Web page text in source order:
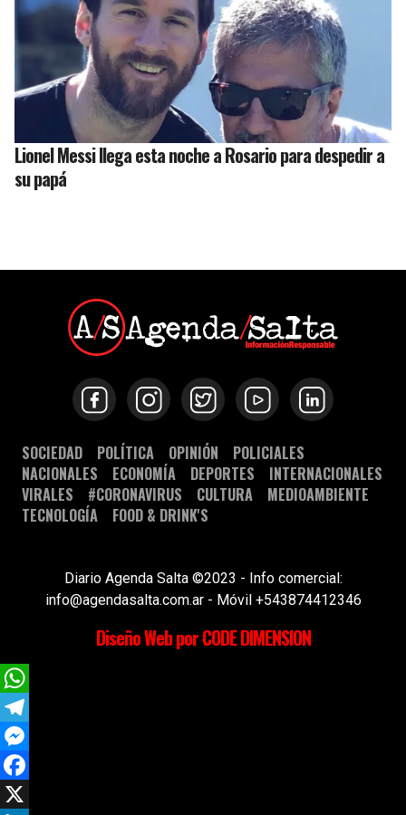
Lionel Messi llega esta noche a Rosario para despedir a
su papá
SOCIEDAD POLÍTICA OPINIÓN
POLICIALES
NACIONALES
ECONOMÍA DEPORTES
INTERNACIONALES
VIRALES
#CORONAVIRUS CULTURA
MEDIOAMBIENTE
TECNOLOGÍA
FOOD & DRINK'S
Diario Agenda Salta ©2023 - Info comercial:
info@agendasalta.com.ar - Móvil +543874412346
Diseño Web por CODE DIMENSION
WhatsApp
Telegram
Messenger
Facebook